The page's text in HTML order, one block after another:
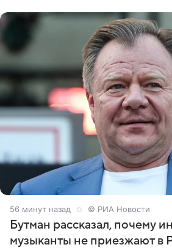
56 минут назад © РИА Новости
Бутман рассказал, почему
музыканты не приезжают в